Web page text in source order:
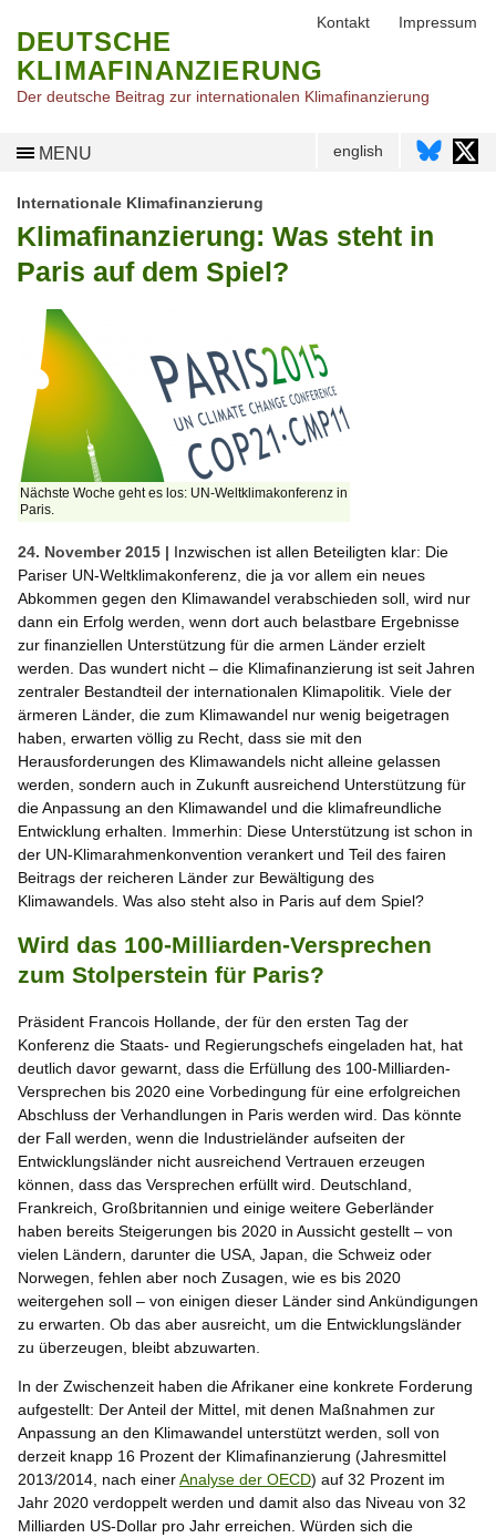
DEUTSCHE
KLIMAFINANZIERUNG
Der deutsche Beitrag zur internationalen Klimafinanzierung
MENU english
Internationale Klimafinanzierung
Klimafinanzierung: Was steht in
Paris auf dem Spiel?
Nächste Woche geht es los: UN-Weltklimakonferenz in
Paris.
24. November 2015 | Inzwischen ist allen Beteiligten klar: Die
Pariser UN-Weltklimakonferenz, die ja vor allem ein neues
Abkommen gegen den Klimawandel verabschieden soll, wird nur
dann ein Erfolg werden, wenn dort auch belastbare Ergebnisse
zur finanziellen Unterstützung für die armen Länder erzielt
werden. Das wundert nicht – die Klimafinanzierung ist seit Jahren
zentraler Bestandteil der internationalen Klimapolitik. Viele der
ärmeren Länder, die zum Klimawandel nur wenig beigetragen
haben, erwarten völlig zu Recht, dass sie mit den
Herausforderungen des Klimawandels nicht alleine gelassen
werden, sondern auch in Zukunft ausreichend Unterstützung für
die Anpassung an den Klimawandel und die klimafreundliche
Entwicklung erhalten. Immerhin: Diese Unterstützung ist schon in
der UN-Klimarahmenkonvention verankert und Teil des fairen
Beitrags der reicheren Länder zur Bewältigung des
Klimawandels. Was also steht also in Paris auf dem Spiel?
Wird das 100-Milliarden-Versprechen
zum Stolperstein für Paris?
Präsident Francois Hollande, der für den ersten Tag der
Konferenz die Staats- und Regierungschefs eingeladen hat, hat
deutlich davor gewarnt, dass die Erfüllung des 100-Milliarden-
Versprechen bis 2020 eine Vorbedingung für eine erfolgreichen
Abschluss der Verhandlungen in Paris werden wird. Das könnte
der Fall werden, wenn die Industrieländer aufseiten der
Entwicklungsländer nicht ausreichend Vertrauen erzeugen
können, dass das Versprechen erfüllt wird. Deutschland,
Frankreich, Großbritannien und einige weitere Geberländer
haben bereits Steigerungen bis 2020 in Aussicht gestellt – von
vielen Ländern, darunter die USA, Japan, die Schweiz oder
Norwegen, fehlen aber noch Zusagen, wie es bis 2020
weitergehen soll – von einigen dieser Länder sind Ankündigungen
zu erwarten. Ob das aber ausreicht, um die Entwicklungsländer
zu überzeugen, bleibt abzuwarten.
In der Zwischenzeit haben die Afrikaner eine konkrete Forderung
aufgestellt: Der Anteil der Mittel, mit denen Maßnahmen zur
Anpassung an den Klimawandel unterstützt werden, soll von
derzeit knapp 16 Prozent der Klimafinanzierung (Jahresmittel
2013/2014, nach einerAnalyse der OECD) auf 32 Prozent im
Jahr 2020 verdoppelt werden und damit also das Niveau von 32
Milliarden US-Dollar pro Jahr erreichen. Würden sich die
Kontakt Impressum